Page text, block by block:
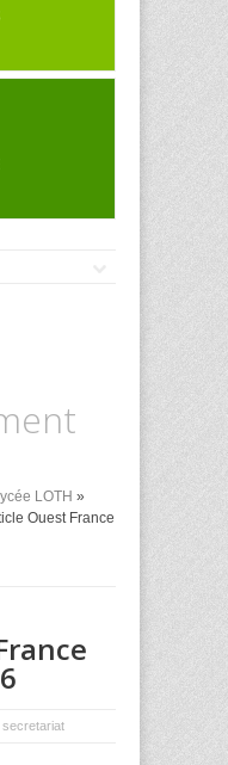
LOTH »
Ouest France
secretariat